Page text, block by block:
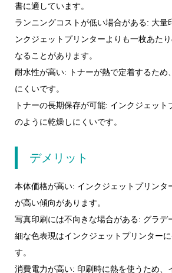
書に適しています。
ランニングコストが低い場合がある: 大量
ンクジェットプリンターよりも一枚あた
なることがあります。
耐水性が高い: トナーが熱で定着するため
にくいです。
トナーの長期保存が可能: インクジェット
のように乾燥しにくいです。
デメリット
本体価格が高い: インクジェットプリンタ
が高い傾向があります。
写真印刷には不向きな場合がある: グラデ
細な色表現はインクジェットプリンター
す。
消費電力が高い: 印刷時に熱を使うため、